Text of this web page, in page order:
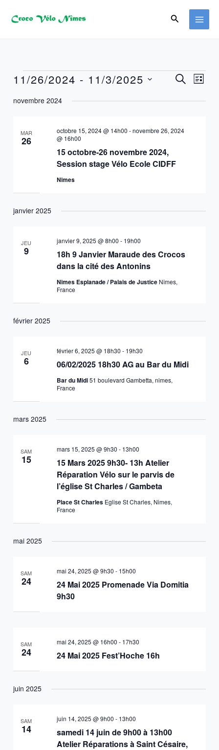
contenu
Évènements
Recherche
Évènements
LISTE
11/26/2024 - 11/3/2025
une
novembre 2024
MAR
26
15 octobre-26 novembre 2024,
Session stage Vélo Ecole CIDFF
octobre 15, 2024 @ 14h00 -novembre 26, 2024
@ 16h00
Nimes
janvier 2025
JEU
9
18h 9 Janvier Maraude des Crocos
dans la cité des Antonins
janvier 9, 2025 @ 8h00 - 19h00
Nimes Esplanade / Palais de Justice Nîmes,
France
février 2025
JEU
6 06/02/2025 18h30 AG au Bar du Midi
février 6, 2025 @ 18h30 - 19h30
Bar du Midi51 boulevard Gambetta, nimes,
France
mars 2025
SAM
15
15 Mars 2025 9h30- 13h Atelier
Réparation Vélo sur le parvis de
l’église St Charles / Gambeta
mars 15, 2025 @ 9h30 - 13h00
Place St Charles Eglise St Charles, Nimes,
France
mai 2025
SAM
24
24 Mai 2025 Promenade Via Domitia
9h30
mai 24, 2025 @ 9h30 - 15h00
SAM
24 24 Mai 2025 Fest’Hoche 16h
mai 24, 2025 @ 16h00 - 17h30
juin 2025
SAM
14
samedi 14 juin de 9h00 à 13h00
Atelier Réparations à Saint Césaire,
juin 14, 2025 @ 9h00 - 13h00